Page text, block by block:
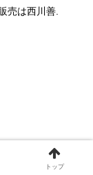
売は西川善.
トップ